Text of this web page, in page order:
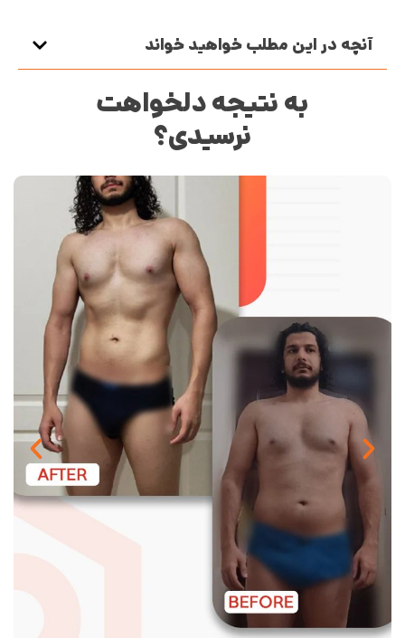
آنچه در این مطلب خواهید خواند
به نتیجه دلخواهت
نرسیدی؟